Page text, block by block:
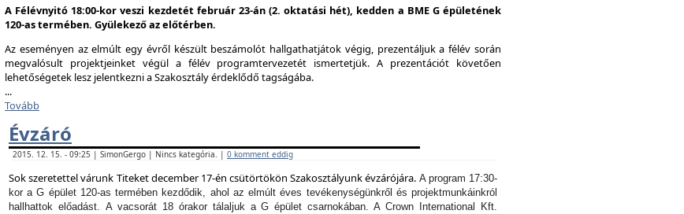
A Félévnyitó 18:00-kor veszi kezdetét február 23-án (2. oktatási hét), kedden a BME G épületének
120-as termében. Gyülekező az előtérben.
Az eseményen az elmúlt egy évről készült beszámolót hallgathatjátok végig, prezentáljuk a félév során
megvalósult projektjeinket végül a félév programtervezetét ismertetjük.A prezentációt követően
lehetőségetek lesz jelentkezni a Szakosztály érdeklődő tagságába.
...
Tovább
Évzáró
2015. 12. 15. - 09:25 | SimonGergo | Nincs kategória. | 0 komment eddig
Sok szeretettel várunk Titeket december 17-én csütörtökön Szakosztályunk évzárójára. A program 17:30-
kor a G épület 120-as termében kezdődik, ahol az elmúlt éves tevékenységünkről és projektmunkáinkról
hallhattok előadást. A vacsorát 18 órakor tálaljuk a G épület csarnokában. A Crown International Kft.